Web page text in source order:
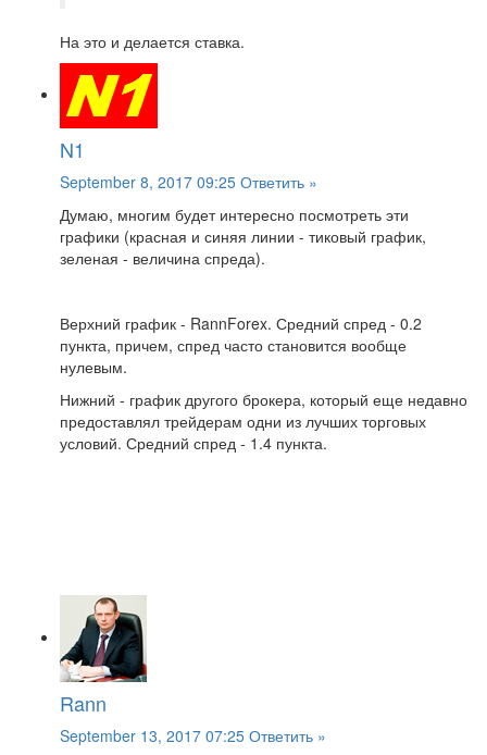
На это и делается ставка.
N1
September 8, 2017 09:25 Ответить »
Думаю, многим будет интересно посмотреть эти
графики (красная и синяя линии - тиковый график,
зеленая - величина спреда).
Верхний график - RannForex. Средний спред - 0.2
пункта, причем, спред часто становится вообще
нулевым.
Нижний - график другого брокера, который еще недавно
предоставлял трейдерам одни из лучших торговых
условий. Средний спред - 1.4 пункта.
Rann
September 13, 2017 07:25 Ответить »